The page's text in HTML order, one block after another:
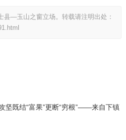
县—玉山之窗立场。转载请注明出处：
坚既结“富果”更断“穷根”——来自下镇